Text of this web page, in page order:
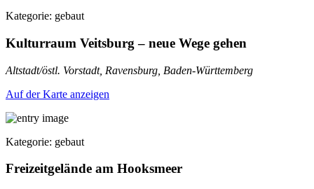
Kategorie: gebaut
Kulturraum Veitsburg – neue Wege gehen
Altstadt/östl. Vorstadt, Ravensburg, Baden-Württemberg
Auf der Karte anzeigen
Kategorie: gebaut
Freizeitgelände am Hooksmeer